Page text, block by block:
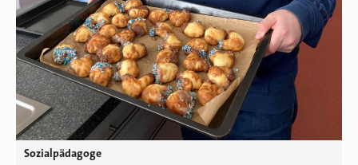
Sozialpädagoge